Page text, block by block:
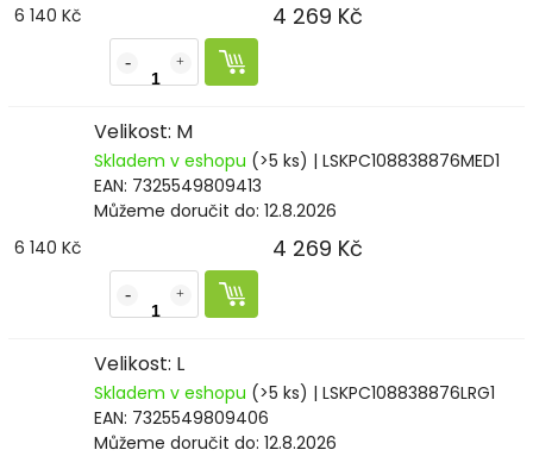
6 140 Kč
4 269 Kč
Velikost: M
Skladem v eshopu (>5 ks) | LSKPC108838876MED1
EAN: 7325549809413
Můžeme doručit do: 12.8.2026
6 140 Kč
4 269 Kč
Velikost: L
Skladem v eshopu (>5 ks) | LSKPC108838876LRG1
EAN: 7325549809406
Můžeme doručit do: 12.8.2026